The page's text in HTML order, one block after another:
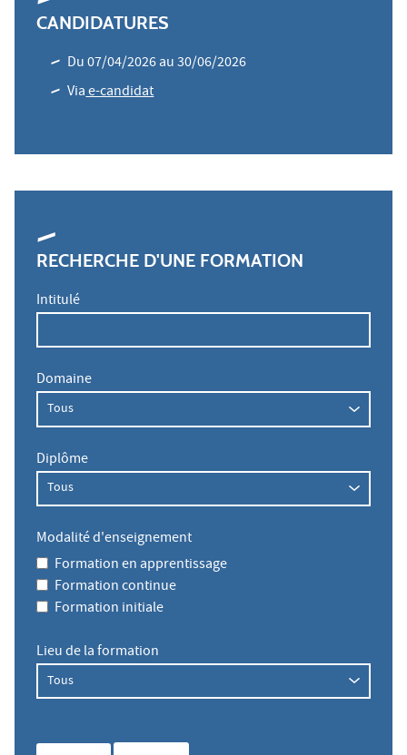
CANDIDATURES
Du 07/04/2026 au 30/06/2026
Viae-candidat
RECHERCHE D'UNE FORMATION
Intitulé
Domaine
Diplôme
Modalité d'enseignement
Formation en apprentissage
Formation continue
Formation initiale
Lieu de la formation